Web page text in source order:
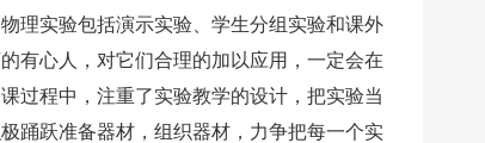
理实验包括演示实验、学生分组实验和课外
有心人，对它们合理的加以应用，一定会在
过程中，注重了实验教学的设计，把实验当
踊跃准备器材，组织器材，力争把每一个实